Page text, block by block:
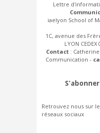
Lettre
iaelyon School of
1C, avenue des
LYON
Contact :
Communication -
S'abonner
Retrouvez nous sur
réseaux sociaux